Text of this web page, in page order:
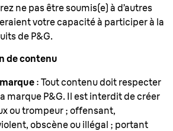
ne pas être soumis(e) à d’autres
votre capacité à participer à la
de P&G.
de contenu
: Tout contenu doit respecter
marque P&G. Il est interdit de créer
ou trompeur ; offensant,
obscène ou illégal ; portant